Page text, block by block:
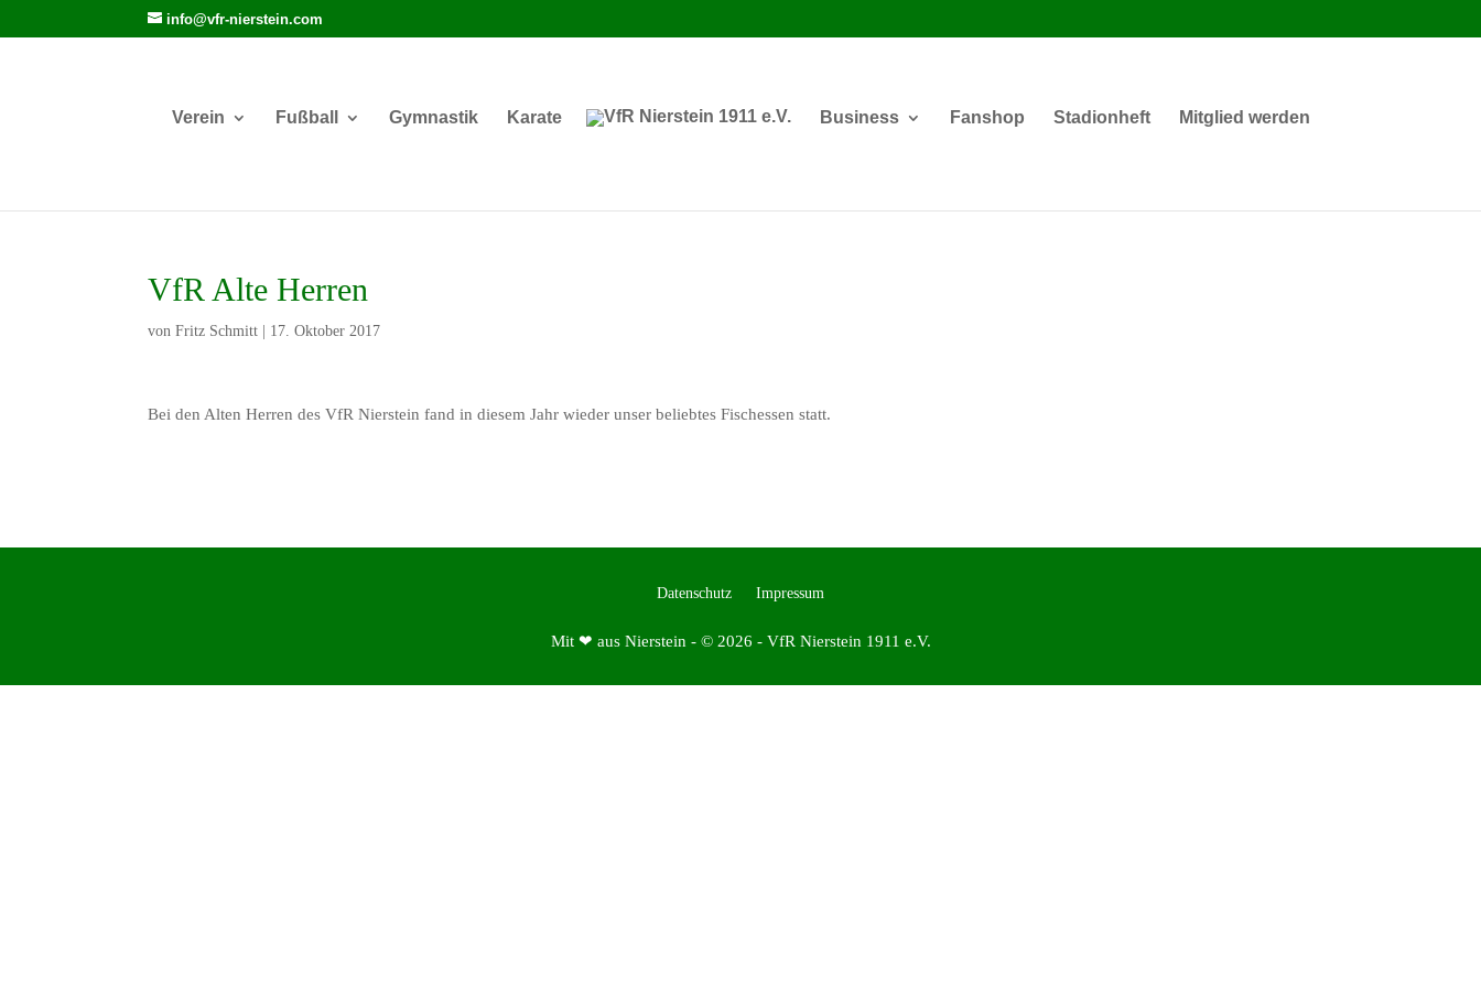
info@vfr-nierstein.com
Verein Fußball Gymnastik Karate Business Fanshop Stadionheft Mitglied werden
VfR Alte Herren
vonFritz Schmitt 17. Oktober 2017
Bei den Alten Herren des VfR Nierstein fand in diesem Jahr wieder unser beliebtes Fischessen statt.
Datenschutz Impressum
Mit ❤ aus Nierstein - © 2026 - VfR Nierstein 1911 e.V.